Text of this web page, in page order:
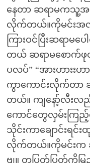
နေတာ ဆရာမကသူ့အ
လိုက်တယ်။ကိုမင်းအလှ
ကြားဝင်ပြီးဆရာမပ
တယ် ဆရာမစောက်
ပလပ်” “အားဟားး
ကွာကောင်းလိုက်တ
တယ်။ ကျနော့်လီးလည်
ကောင်တွေလှမ်းကြ
သိုင်းကာချောင်းရင်း
လိုက်တယ်။ကိုမင်းက
ဗျ။ တပြွတ်ပြွတ်ကိုမြ